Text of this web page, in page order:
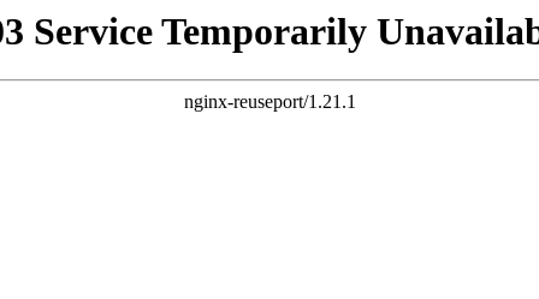
Service Temporarily
nginx-reuseport/1.21.1